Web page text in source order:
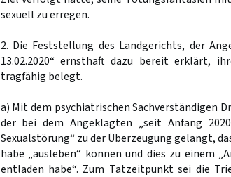
sexuell zu erregen.
2. Die Feststellung des Landgerichts, der
13.02.2020“ ernsthaft dazu bereit erklärt,
tragfähig belegt.
a) Mit dem psychiatrischen Sachverständigen
der bei dem Angeklagten „seit Anfang
Sexualstörung“ zu der Überzeugung gelangt,
habe „ausleben“ können und dies zu einem
entladen habe“. Zum Tatzeitpunkt sei die